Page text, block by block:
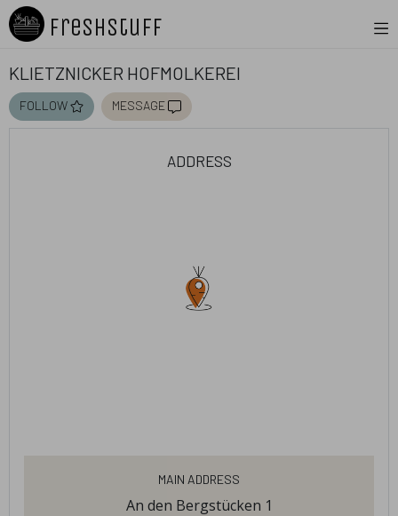
Freshstuff
Klietznicker Hofmolkerei
follow message
address
Main Address
An den Bergstücken 1